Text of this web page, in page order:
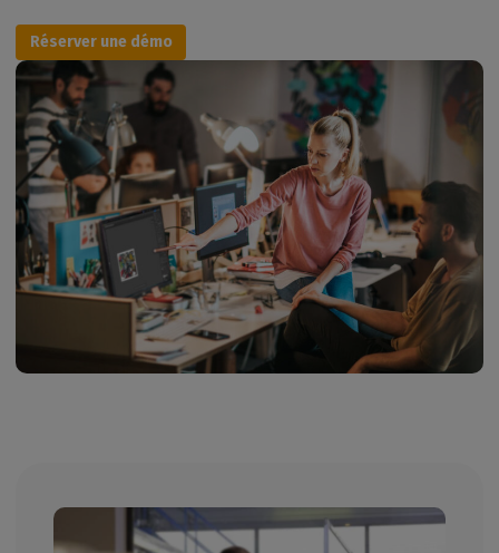
Réserver une démo